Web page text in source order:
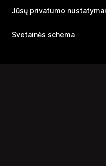
Jūsų privatumo nustatymai
Svetainės schema